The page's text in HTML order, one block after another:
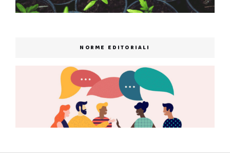
NORME EDITORIALI